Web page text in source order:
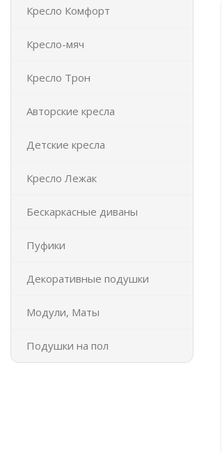
Кресло Комфорт
Кресло-мяч
Кресло Трон
Авторские кресла
Детские кресла
Кресло Лежак
Бескаркасные диваны
Пуфики
Декоративные подушки
Модули, Маты
Подушки на пол